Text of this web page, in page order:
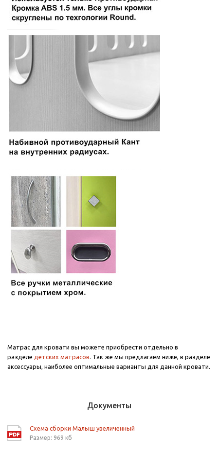
Матрас для кровати вы можете приобрести отдельно в
разделе детских матрасов. Так же мы предлагаем ниже, в разделе
аксессуары, наиболее оптимальные варианты для данной кровати.
Документы
Схема сборки Малыш увеличенный
Размер: 969 кб